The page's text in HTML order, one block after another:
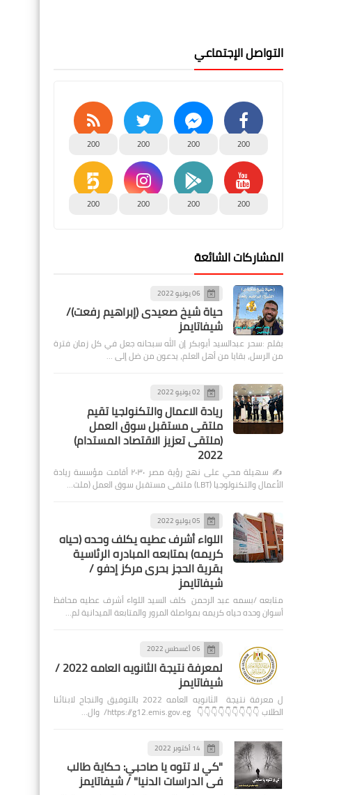
التواصل الإجتماعي
200
200
200
200
200
200
200
200
المشاركات الشائعة
06 يونيو 2022
حياة شيخ صعيدى (إبراهيم رفعت)/
شيفاتايمز
بقلم :سحر عبدالسيد أبوبكر إن الله سبحانه جعل في كل زمان فترة
من الرسل، بقايا من أهل العلم، يدعون من ضل إلى …
02 يونيو 2022
ريادة الاعمال والتكنولجيا تقيم
ملتقى مستقبل سوق العمل
(ملتقى تعزيز الاقتصاد المستدام)
2022
✍️ سهيلة محي على نهج رؤية مصر ٢٠٣٠ أقامت مؤسسة ريادة
الأعمال والتكنولوجيا (LBT) ملتقى مستقبل سوق العمل (ملت…
05 يوليو 2022
اللواء أشرف عطيه يكلف وحده (حياه
كريمه) بمتابعه المبادره الرئاسية
بقرية الحجز بحرى مركز إدفو /
شيفاتايمز
متابعه /بسمه عبد الرحمن كلف السيد اللواء أشرف عطيه محافظ
أسوان وحده حياه كريمه بمواصلة المرور والمتابعة الميدانية لم…
06 أغسطس 2022
لمعرفة نتيجة الثانويه العامه 2022 /
شيفاتايمز
ل معرفة نتيجة الثانويه العامه 2022 بالتوفيق والنجاح لابنائنا
الطلاب 👇👇👇👇👇👇👇👇👇 https://g12.emis.gov.eg/ وال…
14 أكتوبر 2022
"كي لا تتوه يا صاحبي: حكاية طالب
في الدراسات الدنيا" / شيفاتايمز